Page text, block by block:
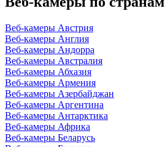
Веб-камеры Австрия
Веб-камеры Англия
Веб-камеры Андорра
Веб-камеры Австралия
Веб-камеры Абхазия
Веб-камеры Армения
Веб-камеры Азербайджан
Веб-камеры Аргентина
Веб-камеры Антарктика
Веб-камеры Африка
Веб-камеры Беларусь